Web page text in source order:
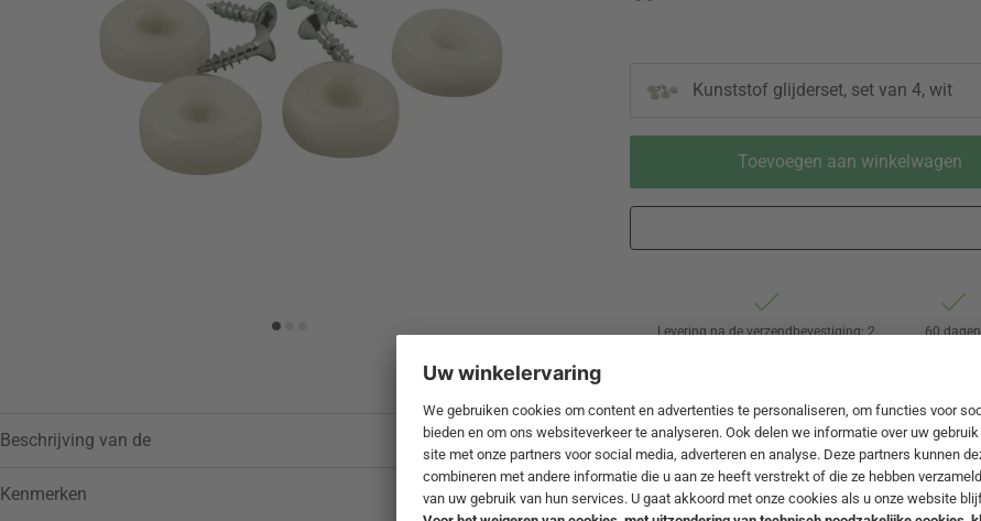
Kunststof glijderset, set van 4, wit
Toevoegen aan winkelwagen
aan verlanglijstje
Levering na de verzendbevestiging: 2
60 dagen
Beschrijving van de
Kenmerken